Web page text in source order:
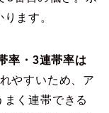
ます。
率・3連帯率は
やすいため、ア
く連帯できる